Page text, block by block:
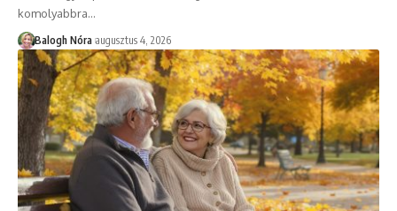
komolyabbra…
Balogh Nóra augusztus 4, 2026